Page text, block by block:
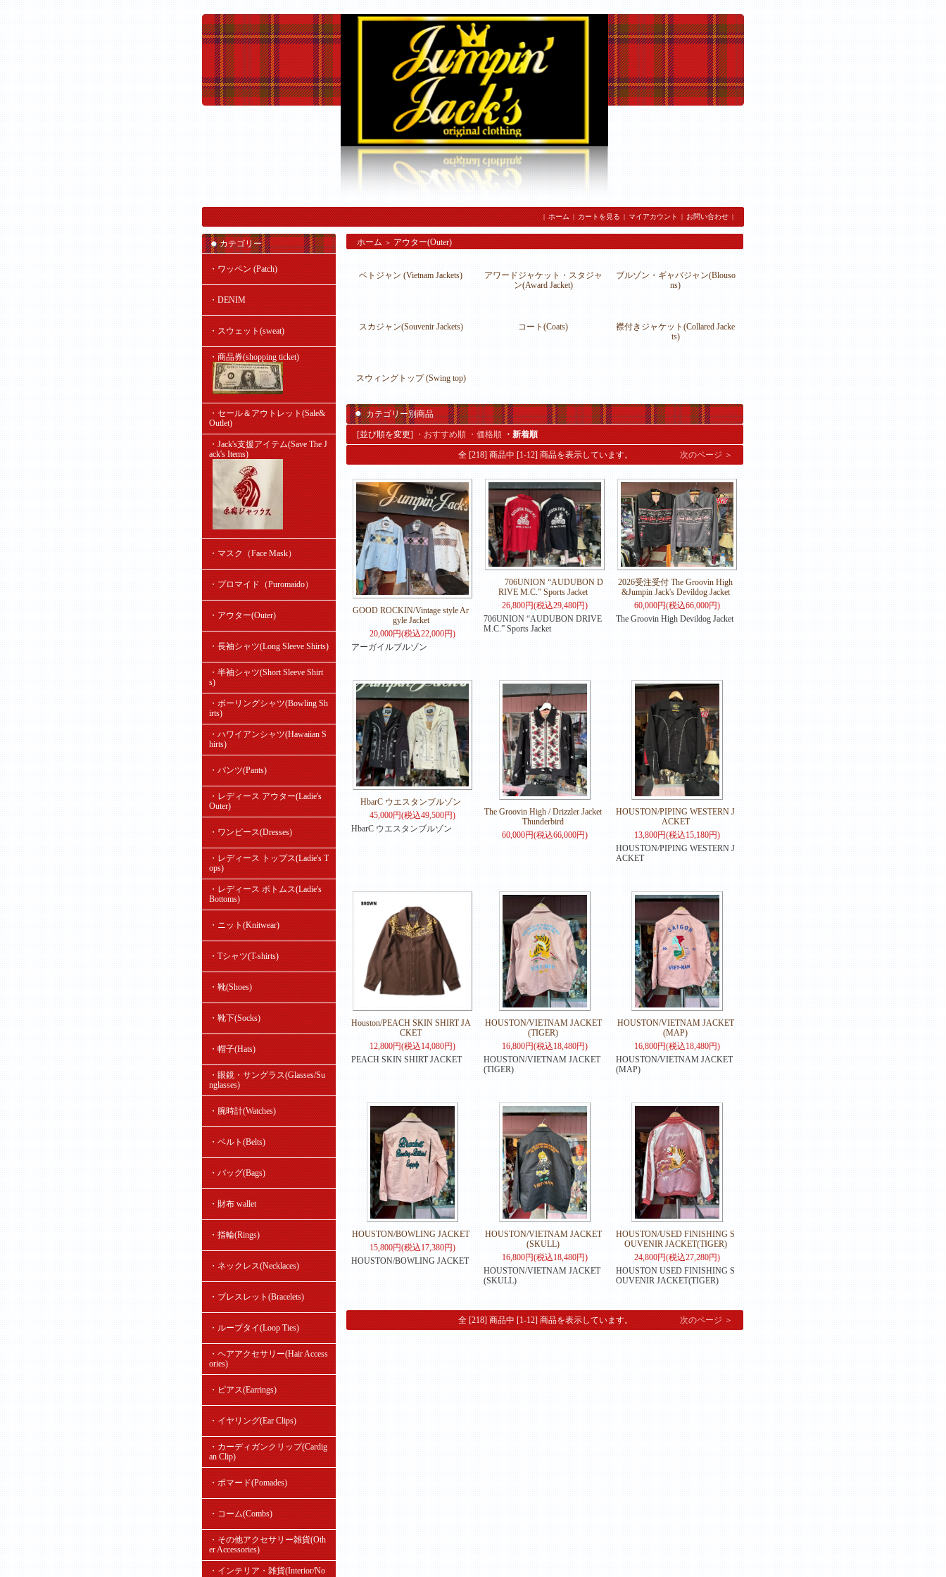
| ホーム | カートを見る | マイアカウント | お問い合わせ |
カテゴリー
・ワッペン (Patch)
・DENIM
・スウェット(sweat)
・商品券(shopping ticket)
・セール＆アウトレット(Sale&
Outlet)
・Jack's支援アイテム(Save The J
ack's Items)
・マスク（Face Mask）
・プロマイド（Puromaido）
・アウター(Outer)
・長袖シャツ(Long Sleeve Shirts)
・半袖シャツ(Short Sleeve Shirt
s)
・ボーリングシャツ(Bowling Sh
irts)
・ハワイアンシャツ(Hawaiian S
hirts)
・パンツ(Pants)
・レディース アウター(Ladie's
Outer)
・ワンピース(Dresses)
・レディース トップス(Ladie's T
ops)
・レディース ボトムス(Ladie's
Bottoms)
・ニット(Knitwear)
・Tシャツ(T-shirts)
・靴(Shoes)
・靴下(Socks)
・帽子(Hats)
・眼鏡・サングラス(Glasses/Su
nglasses)
・腕時計(Watches)
・ベルト(Belts)
・バッグ(Bags)
・財布 wallet
・指輪(Rings)
・ネックレス(Necklaces)
・ブレスレット(Bracelets)
・ループタイ(Loop Ties)
・ヘアアクセサリー(Hair Access
ories)
・ピアス(Earrings)
・イヤリング(Ear Clips)
・カーディガンクリップ(Cardig
an Clip)
・ポマード(Pomades)
・コーム(Combs)
・その他アクセサリー雑貨(Oth
er Accessories)
・インテリア・雑貨(Interior/No
ホーム ＞ アウター(Outer)
ベトジャン (Vietnam Jackets)
アワードジャケット・スタジャ
ン(Award Jacket)
ブルゾン・ギャバジャン(Blouso
ns)
スカジャン(Souvenir Jackets) コート(Coats)
襟付きジャケット(Collared Jacke
ts)
スウィングトップ (Swing top)
カテゴリー別商品
[並び順を変更] ・おすすめ順 ・価格順 ・新着順
全 [218] 商品中 [1-12] 商品を表示しています。 次のページ ＞
GOOD ROCKIN/Vintage style Ar
gyle Jacket
20,000円(税込22,000円)
アーガイルブルゾン
706UNION “AUDUBON D
RIVE M.C.” Sports Jacket
26,800円(税込29,480円)
706UNION “AUDUBON DRIVE
M.C.” Sports Jacket
2026受注受付 The Groovin High
&Jumpin Jack's Devildog Jacket
60,000円(税込66,000円)
The Groovin High Devildog Jacket
HbarC ウエスタンブルゾン
45,000円(税込49,500円)
HbarC ウエスタンブルゾン
The Groovin High / Drizzler Jacket
Thunderbird
60,000円(税込66,000円)
HOUSTON/PIPING WESTERN J
ACKET
13,800円(税込15,180円)
HOUSTON/PIPING WESTERN J
ACKET
Houston/PEACH SKIN SHIRT JA
CKET
12,800円(税込14,080円)
PEACH SKIN SHIRT JACKET
HOUSTON/VIETNAM JACKET
(TIGER)
16,800円(税込18,480円)
HOUSTON/VIETNAM JACKET
(TIGER)
HOUSTON/VIETNAM JACKET
(MAP)
16,800円(税込18,480円)
HOUSTON/VIETNAM JACKET
(MAP)
HOUSTON/BOWLING JACKET
15,800円(税込17,380円)
HOUSTON/BOWLING JACKET
HOUSTON/VIETNAM JACKET
(SKULL)
16,800円(税込18,480円)
HOUSTON/VIETNAM JACKET
(SKULL)
HOUSTON/USED FINISHING S
OUVENIR JACKET(TIGER)
24,800円(税込27,280円)
HOUSTON USED FINISHING S
OUVENIR JACKET(TIGER)
全 [218] 商品中 [1-12] 商品を表示しています。 次のページ ＞